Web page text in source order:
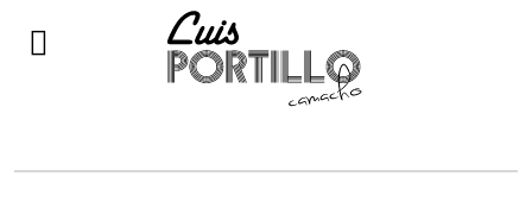
CRR21062017-IMG_5550